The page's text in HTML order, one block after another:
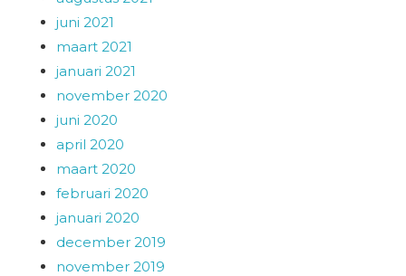
juni 2021
maart 2021
januari 2021
november 2020
juni 2020
april 2020
maart 2020
februari 2020
januari 2020
december 2019
november 2019